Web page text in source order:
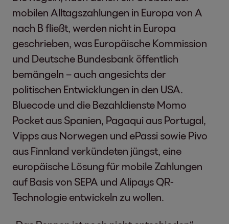
mobilen Alltagszahlungen in Europa von A
nach B fließt, werden nicht in Europa
geschrieben, was Europäische Kommission
und Deutsche Bundesbank öffentlich
bemängeln – auch angesichts der
politischen Entwicklungen in den USA.
Bluecode und die Bezahldienste Momo
Pocket aus Spanien, Pagaqui aus Portugal,
Vipps aus Norwegen und ePassi sowie Pivo
aus Finnland verkündeten jüngst, eine
europäische Lösung für mobile Zahlungen
auf Basis von SEPA und Alipays QR-
Technologie entwickeln zu wollen.